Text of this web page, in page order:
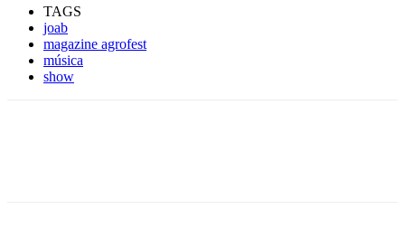
TAGS
joab
magazine agrofest
música
show